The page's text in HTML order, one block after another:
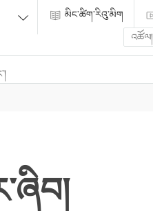
མིང་ཚིག་རིའུ་མིག
Enter
search
term